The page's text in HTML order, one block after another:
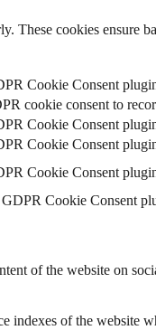
These cookies ensure
Cookie Consent
cookie consent to
Cookie Consent
Cookie Consent
Cookie Consent
Cookie Consent
of the website on
indexes of the website